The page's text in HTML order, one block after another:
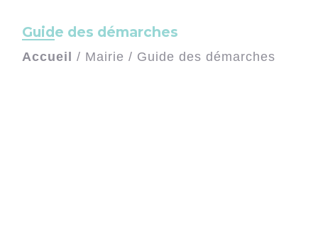
Guide des démarches
Accueil / Mairie / Guide des démarches